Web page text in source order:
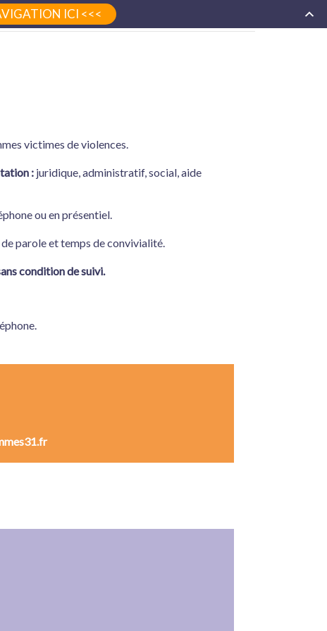
victimes de violences.
: juridique, administratif, social, aide
ou en présentiel.
parole et temps de convivialité.
condition de suivi.
ICI <<<